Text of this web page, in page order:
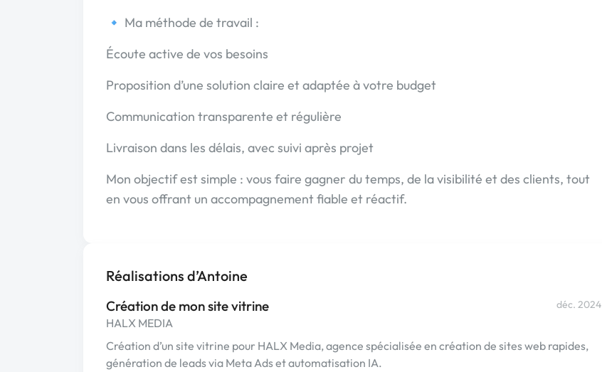
🔹 Ma méthode de travail :
Écoute active de vos besoins
Proposition d’une solution claire et adaptée à votre budget
Communication transparente et régulière
Livraison dans les délais, avec suivi après projet
Mon objectif est simple : vous faire gagner du temps, de la visibilité et des clients, tout
en vous offrant un accompagnement fiable et réactif.
Réalisations d’Antoine
Création de mon site vitrine
HALX MEDIA
déc. 2024
Création d’un site vitrine pour HALX Media, agence spécialisée en création de sites web rapides,
génération de leads via Meta Ads et automatisation IA.